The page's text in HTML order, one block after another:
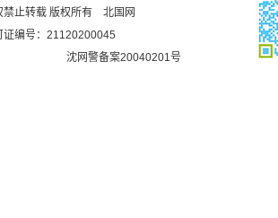
禁止转载 版权所有 北国网
证编号：21120200045
沈网警备案20040201号